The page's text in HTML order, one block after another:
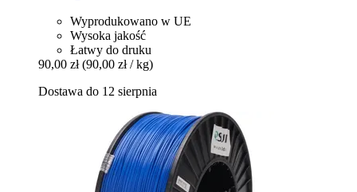
Wyprodukowano w UE
Wysoka jakość
Łatwy do druku
90,00 zł (90,00 zł / kg)
Dostawa do 12 sierpnia